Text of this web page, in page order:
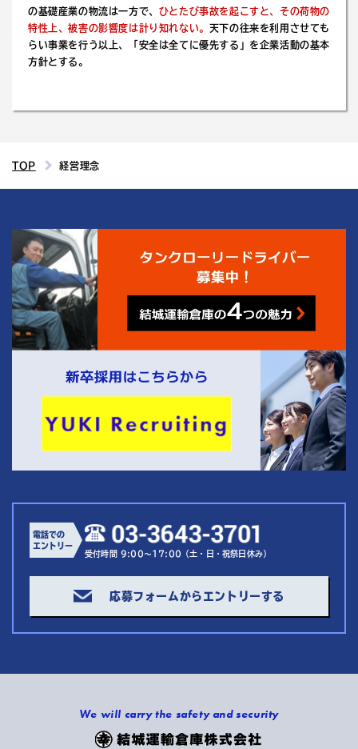
の基礎産業の物流は一方で、 ひとたび事故を起こすと、その荷物の
特性上、被害の影響度は計り知れない。 天下の往来を利用させても
らい事業を行う以上、「安全は全てに優先する」を企業活動の基本
方針とする。
TOP 経営理念
結城運輸倉庫の4
電話での
エントリー
受付時間 9:00～17:00（土・日・祝祭日休み）
応募フォームからエントリーする
We will carry the safety and security